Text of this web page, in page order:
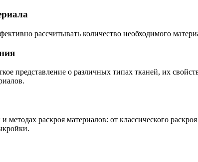
рассчитывать количество необходимого
представление о различных типах тканей, их
методах раскроя материалов: от классического